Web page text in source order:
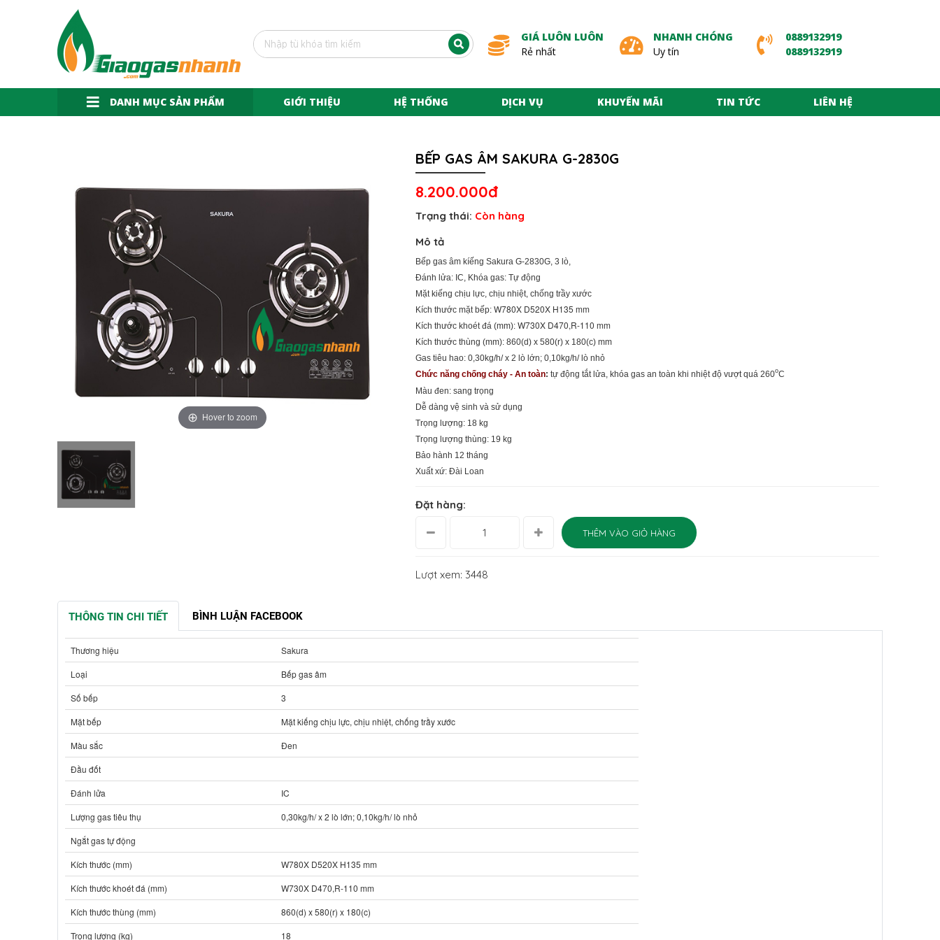
GIÁ LUÔN LUÔN
Rẻ nhất
NHANH CHÓNG
Uy tín
0889132919
0889132919
DANH MỤC SẢN PHẨM GIỚI THIỆU HỆ THỐNG DỊCH VỤ KHUYẾN MÃI TIN TỨC LIÊN HỆ
Hover to zoom
BẾP GAS ÂM SAKURA G-2830G
8.200.000đ
Trạng thái: Còn hàng
Mô tả
Bếp gas âm kíếng Sakura G-2830G, 3 lò,
Đánh lửa: IC, Khóa gas: Tự động
Mặt kiếng chịu lực, chịu nhiệt, chống trầy xước
Kích thước mặt bếp:W780X D520X H135 mm
Kích thước khoét đá (mm):W730X D470,R-110 mm
Kích thước thùng (mm): 860(d) x 580(r) x 180(c) mm
Gas tiêu hao: 0,30kg/h/ x 2 lò lớn; 0,10kg/h/ lò nhỏ
Chức năng chống cháy - An toàn: tự động tắt lửa, khóa gas an toàn khi nhiệt độ vượt quá 260oC
Màu đen: sang trọng
Dễ dàng vệ sinh và sử dụng
Trọng lượng: 18 kg
Trọng lượng thùng: 19 kg
Bảo hành 12 tháng
Xuất xứ: Đài Loan
Đặt hàng:
THÊM VÀO GIỎ HÀNG
Lượt xem: 3448
THÔNG TIN CHI TIẾT BÌNH LUẬN FACEBOOK
Thương hiệu
Sakura
Loại
Bếp gas âm
Số bếp
3
Mặt bếp
Mặt kiếng chịu lực, chịu nhiệt, chống trầy xước
Màu sắc
Đen
Đầu đốt
Đánh lửa
IC
Lượng gas tiêu thụ
0,30kg/h/ x 2 lò lớn; 0,10kg/h/ lò nhỏ
Ngắt gas tự động
Kích thước (mm)
W780X D520X H135 mm
Kích thước khoét đá (mm)
W730X D470,R-110 mm
Kích thước thùng (mm)
860(d) x 580(r) x 180(c)
Trọng lượng (kg)
18